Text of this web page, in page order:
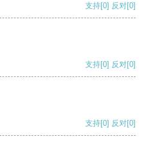
支持[0] 反对[0]
支持[0] 反对[0]
支持[0] 反对[0]